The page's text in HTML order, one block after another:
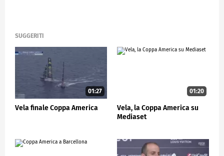
"bonus" di allenamento prevista dal Protocollo per i
Zealand. Il regolamento della Coppa America
numera in maniera stringente le ore in mare che gli
sfidanti possono fare sugli AC 75.
SPORT
SUGGERITI
01:27
Vela finale Coppa America
01:20
Vela, la Coppa America su
Mediaset